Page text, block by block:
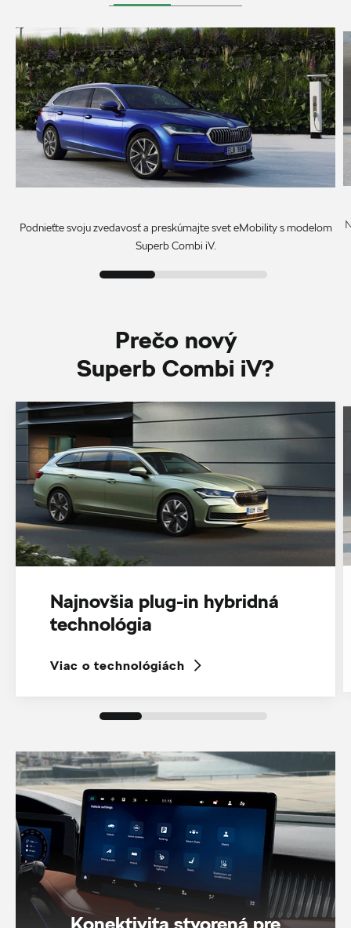
Podnieťte svoju zvedavosť a preskúmajte svet eMobility s modelom
Superb Combi iV.
Prečo nový
Superb Combi iV?
Najnovšia plug-in hybridná
technológia
Viac o technológiách